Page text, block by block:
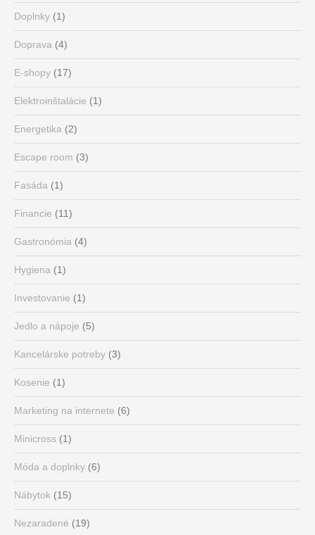
Doplnky (1)
Doprava (4)
E-shopy (17)
Elektroinštalácie (1)
Energetika (2)
Escape room (3)
Fasáda (1)
Financie (11)
Gastronómia (4)
Hygiena (1)
Investovanie (1)
Jedlo a nápoje (5)
Kancelárske potreby (3)
Kosenie (1)
Marketing na internete (6)
Minicross (1)
Móda a doplnky (6)
Nábytok (15)
Nezaradené (19)